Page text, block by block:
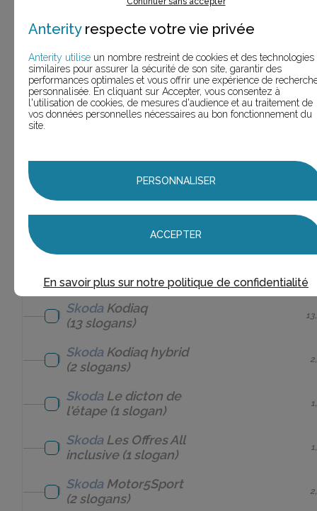
Skoda GammeSkoda
SkodaGammeSkoda
Roomster(1 slogan)
Skodahybride
Skoda
SkodaKamiq
(8 slogans)
Skoda Kodiaq
(13 slogans)
Skoda Kodiaq hybrid
(2 slogans)
Skoda Le dicton de
l'étape(1 slogan)
Skoda Les Offres All
inclusive(1 slogan)
Skoda Motor5Sport
(2 slogans)
Anterityrespecte votre vie privée
Anterity utilise un nombre restreint de cookies et des technologies
similaires pour assurer la sécurité de son site, garantir des
performances optimales et vous offrir une expérience de
personnalisée. En cliquant sur Accepter, vous consentez à
l'utilisation de cookies, de mesures d'audience et au traitement de
vos données personnelles nécessaires au bon fonctionnement du
site.
PERSONNALISER
ACCEPTER
En savoir plus sur notre politique de confidentialité